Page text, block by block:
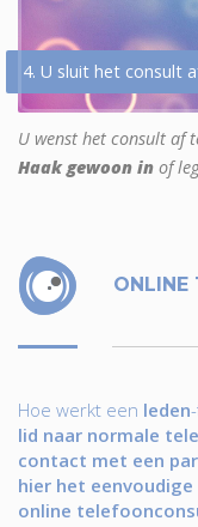
4. U sluit het consult
U wenst het consult af
Haak gewoon in of
ONLINE
Hoe werkt een leden
lid naar normale
contact met een
hier het
online